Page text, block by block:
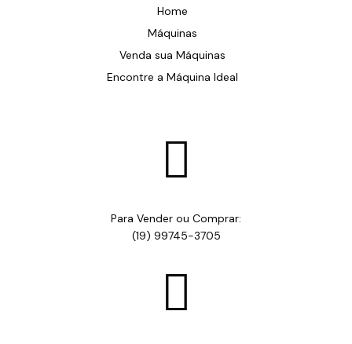
Home
Máquinas
Venda sua Máquinas
Encontre a Máquina Ideal

Para Vender ou Comprar:
(19) 99745-3705
